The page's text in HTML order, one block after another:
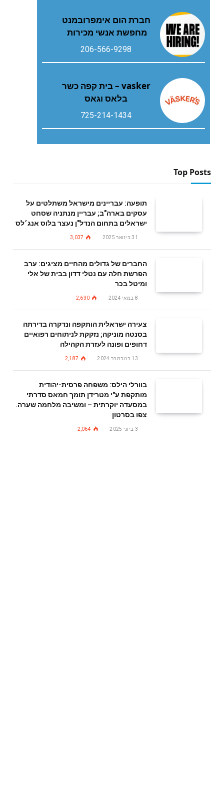
חברת הום אימפרובמנט
מחפשת אנשי מכירות
206-566-9298
vasker – בית קפה כשר
בלאס וגאס
725-214-1434
Top Posts
תופעה: עבריינים מישראל משתלטים על
עסקים בארה"ב; עבריין מנתניה שסחט
ישראלים בתחום הנדל"ן נעצר בלוס אנג׳לס
31 בינואר 2025 3,037
החברים של גדולים מהחיים מציגים: ערב
הפרשת חלה עם נטלי דדון בבית של אלי
ומיטל בכר
8 במאי 2024 2,630
צעירה ישראלית הותקפה ונדקרה בדירתה
בסנטה מוניקה; נזקקת לניתוחים רפואיים
דחופים ופונה לעזרת הקהילה
13 בנובמבר 2024 2,187
בוורלי הילס: משפחה פרסית-יהודית
מותקפת ע"י מטרידן תומך חמאס סדרתי
במסעדה יוקרתית – ומשיבה מלחמה שערה.
צפו בסרטון
3 ביוני 2025 2,064